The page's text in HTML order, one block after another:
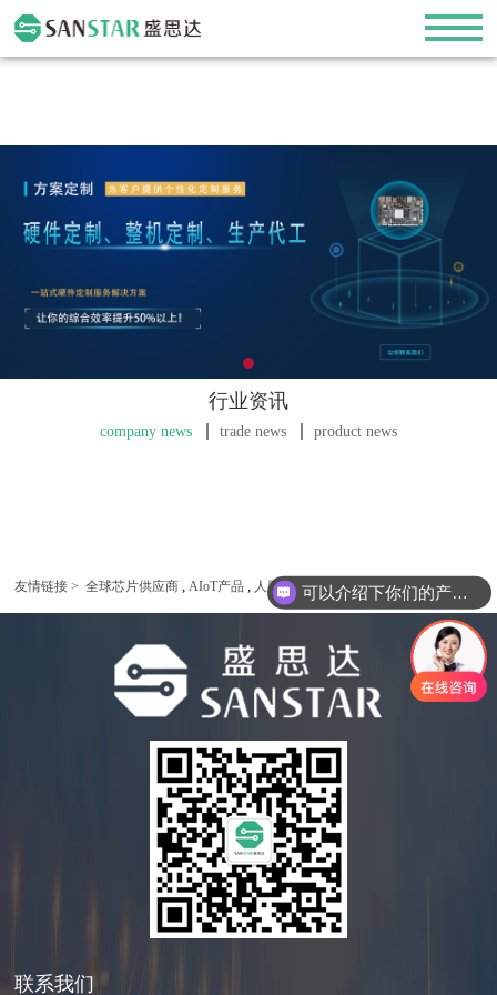
行业资讯
company news trade news product news
友情链接 > 全球芯片供应商 AIoT产品 人脸识别,
联系我们
可以介绍下你们的产品么